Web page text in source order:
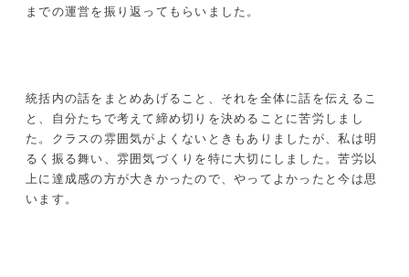
までの運営を振り返ってもらいました。
統括内の話をまとめあげること、それを全体に話を伝えるこ
と、自分たちで考えて締め切りを決めることに苦労しまし
た。クラスの雰囲気がよくないときもありましたが、私は明
るく振る舞い、雰囲気づくりを特に大切にしました。苦労以
上に達成感の方が大きかったので、やってよかったと今は思
います。